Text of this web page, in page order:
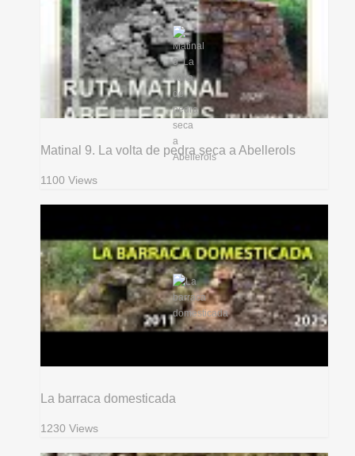
Matinal 9. La volta de pedra seca a Abellerols
1100 Views
La barraca domesticada
1230 Views